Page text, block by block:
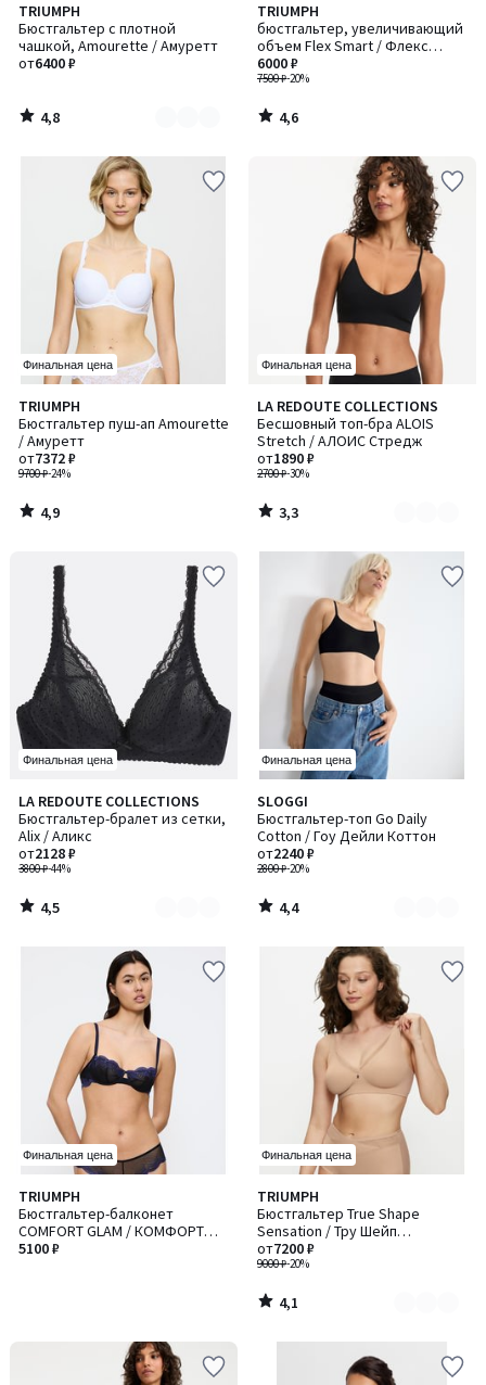
TRIUMPH
Бюстгальтер с плотной
чашкой, Amourette / Амуретт
от6400 ₽
4,8
/ 5
Количество
цветов:
4
4,8
/
TRIUMPH
бюстгальтер, увеличивающий
объем Flex Smart / Флекс
Смарт
7500 ₽-20%
6000 ₽
4,6
/ 5
4,6
/
Финальная цена
TRIUMPH
Бюстгальтер пуш-ап Amourette
/ Амуретт
9700 ₽-24%
от7372 ₽
4,9
/ 5
4,9
/
Финальная цена
LA REDOUTE COLLECTIONS
Бесшовный топ-бра ALOIS
Stretch / АЛОИС Стредж
2700 ₽-30%
от1890 ₽
3,3
/ 5
Количество
цветов:
2
3,3
/
Финальная цена
LA REDOUTE COLLECTIONS
Бюстгальтер-бралет из сетки,
Alix / Аликс
3800 ₽-44%
от2128 ₽
4,5
/ 5
Количество
цветов:
3
4,5
/
Финальная цена
SLOGGI
Бюстгальтер-топ Go Daily
Cotton / Гоу Дейли Коттон
2800 ₽-20%
от2240 ₽
4,4
/ 5
Количество
цветов:
3
4,4
/
Финальная цена
TRIUMPH
Бюстгальтер-балконет
COMFORT GLAM / КОМФОРТ
ГЛЭМ
5100 ₽
Финальная цена
TRIUMPH
Бюстгальтер True Shape
Sensation / Тру Шейп
Сенсейшн без косточек
9000 ₽-20%
от7200 ₽
4,1
/ 5
Количество
цветов:
2
4,1
/